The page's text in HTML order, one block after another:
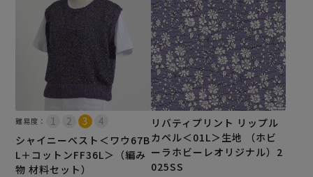
難易度：
シャイニーベスト＜ワウ67B
L＋コットンFF36L＞（編み
物 材料セット）
リバティプリント リップル
カペル＜01L＞生地 （ホビ
ーラホビーレオリジナル）2
025SS